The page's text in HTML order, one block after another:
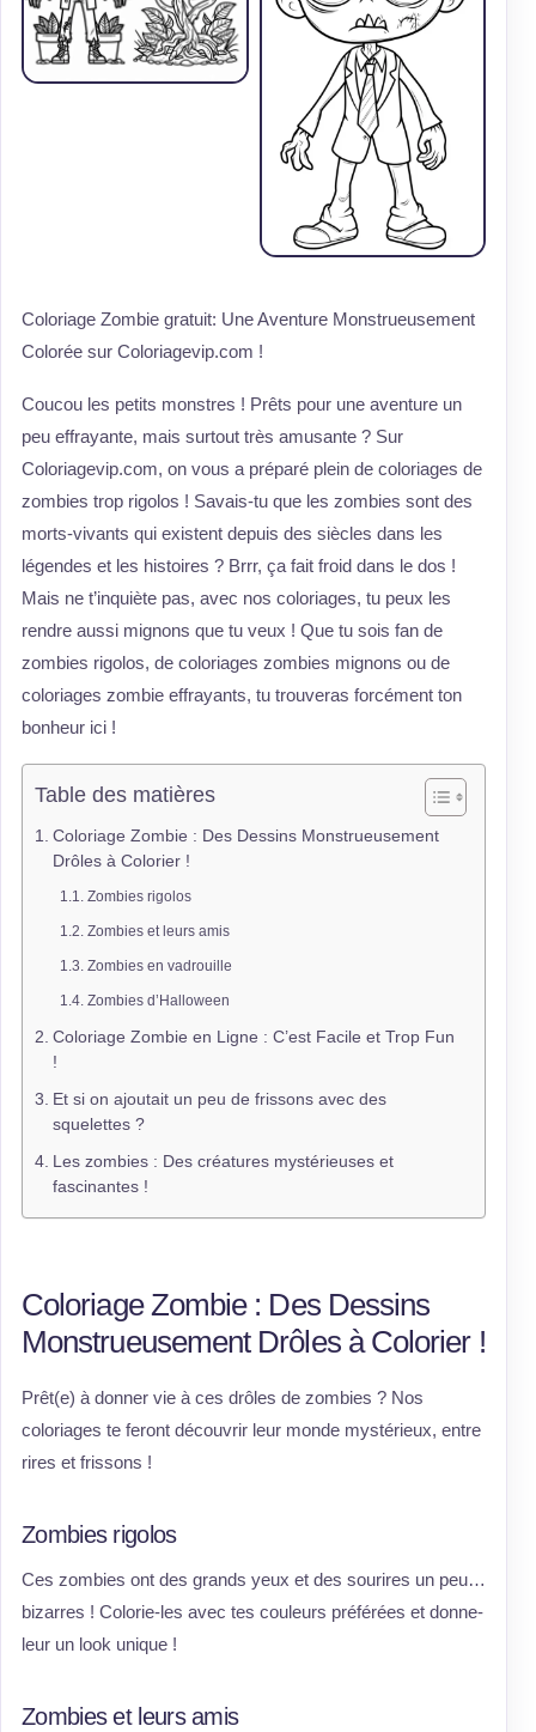
Coloriage Zombie gratuit: Une Aventure Monstrueusement
Colorée sur Coloriagevip.com !
Coucou les petits monstres ! Prêts pour une aventure un
peu effrayante, mais surtout très amusante ? Sur
Coloriagevip.com, on vous a préparé plein de coloriages de
zombies trop rigolos ! Savais-tu que les zombies sont des
morts-vivants qui existent depuis des siècles dans les
légendes et les histoires ? Brrr, ça fait froid dans le dos !
Mais ne t’inquiète pas, avec nos coloriages, tu peux les
rendre aussi mignons que tu veux ! Que tu sois fan de
zombies rigolos, de coloriages zombies mignons ou de
coloriages zombie effrayants, tu trouveras forcément ton
bonheur ici !
Table des matières
Coloriage Zombie : Des Dessins Monstrueusement
Drôles à Colorier !
Zombies rigolos
Zombies et leurs amis
Zombies en vadrouille
Zombies d’Halloween
Coloriage Zombie en Ligne : C’est Facile et Trop Fun
!
Et si on ajoutait un peu de frissons avec des
squelettes ?
Les zombies : Des créatures mystérieuses et
fascinantes !
Coloriage Zombie : Des Dessins
Monstrueusement Drôles à Colorier !
Prêt(e) à donner vie à ces drôles de zombies ? Nos
coloriages te feront découvrir leur monde mystérieux, entre
rires et frissons !
Zombies rigolos
Ces zombies ont des grands yeux et des sourires un peu…
bizarres ! Colorie-les avec tes couleurs préférées et donne-
leur un look unique !
Zombies et leurs amis